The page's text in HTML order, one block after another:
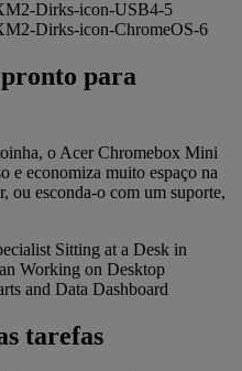
pronto para
o Acer Chromebox Mini
e economiza muito espaço na
ou esconda-o com um suporte,
tarefas